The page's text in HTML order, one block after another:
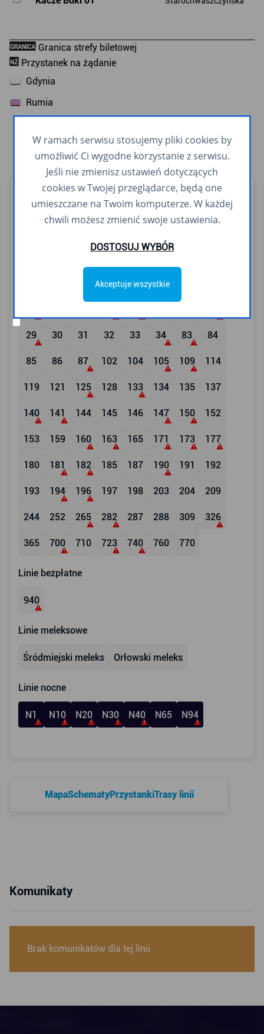
Linie pospieszne
J K M R S W X
29 30 31 32 33 34 83 84
85 86 87 102 104 105 109 114
119 121 125 128 133 134 135 137
140 141 144 145 146 147 150 152
153 159 160 163 165 171 173 177
180 181 182 185 187 190 191 192
193 194 196 197 198 203 204 209
244 252 265 282 287 288 309 326
365 700 710 723 740 760 770
Linie bezpłatne
940
Linie meleksowe
Śródmiejski meleks Orłowski meleks
Linie nocne
N1 N10 N20 N30 N40 N65 N94
MapaSchematyPrzystankiTrasy linii
Komunikaty
Brak komunikatów dla tej linii
W ramach serwisu stosujemy pliki cookies by
umożliwić Ci wygodne korzystanie z serwisu.
Jeśli nie zmienisz ustawień dotyczących
cookies w Twojej przeglądarce, będą one
umieszczane na Twoim komputerze. W każdej
chwili możesz zmienić swoje ustawienia.
DOSTOSUJ WYBÓR
Akceptuje wszystkie